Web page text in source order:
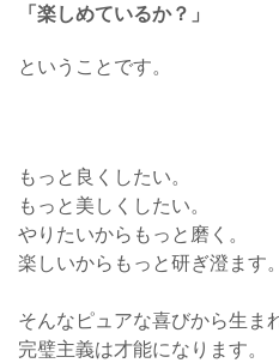
「楽しめているか？」
ということです。
もっと良くしたい。
もっと美しくしたい。
やりたいからもっと磨く。
楽しいからもっと研ぎ澄ます。
そんなピュアな喜びから生ま
完璧主義は才能になります。